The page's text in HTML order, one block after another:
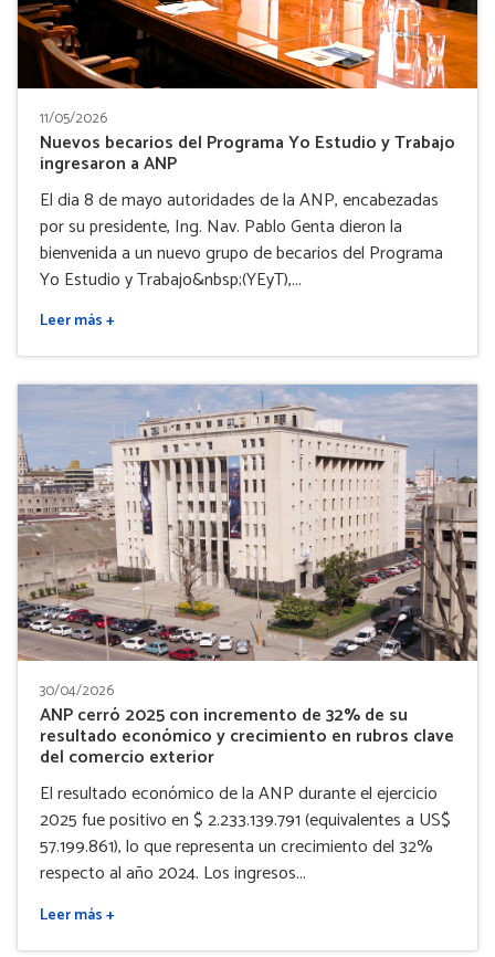
11/05/2026
Nuevos becarios del Programa Yo Estudio y Trabajo
ingresaron a ANP
El dia 8 de mayo autoridades de la ANP, encabezadas
por su presidente, Ing. Nav. Pablo Genta dieron la
bienvenida a un nuevo grupo de becarios del Programa
Yo Estudio y Trabajo&nbsp;(YEyT),...
Leer más +
30/04/2026
ANP cerró 2025 con incremento de 32% de su
resultado económico y crecimiento en rubros clave
del comercio exterior
El resultado económico de la ANP durante el ejercicio
2025 fue positivo en $ 2.233.139.791 (equivalentes a US$
57.199.861), lo que representa un crecimiento del 32%
respecto al año 2024. Los ingresos...
Leer más +